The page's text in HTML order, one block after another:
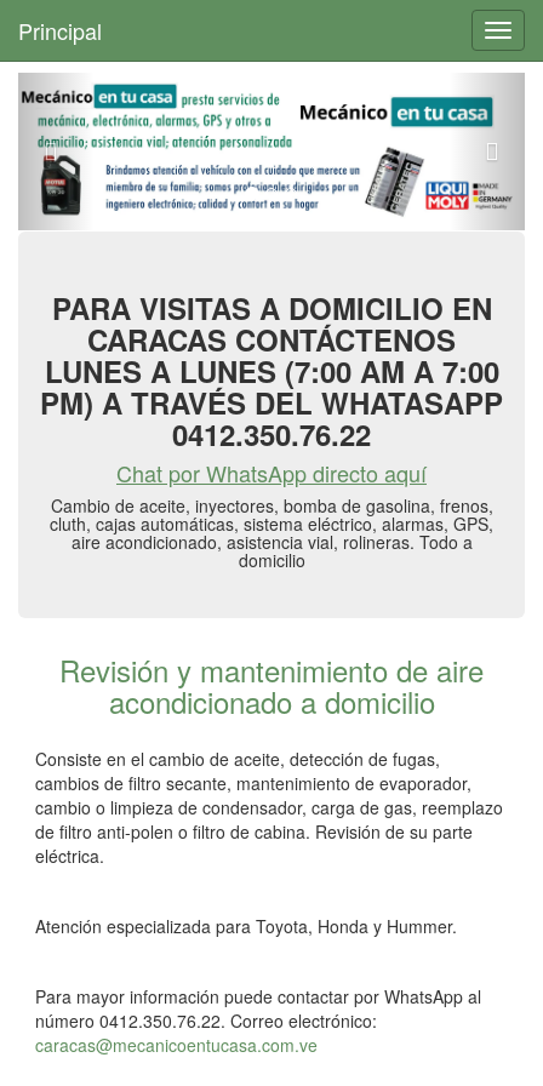
Principal
PARA VISITAS A DOMICILIO EN
CARACAS CONTÁCTENOS
LUNES A LUNES (7:00 AM A 7:00
PM) A TRAVÉS DEL WHATASAPP
0412.350.76.22
Chat por WhatsApp directo aquí
Cambio de aceite, inyectores, bomba de gasolina, frenos,
cluth, cajas automáticas, sistema eléctrico, alarmas, GPS,
aire acondicionado, asistencia vial, rolineras. Todo a
domicilio
Revisión y mantenimiento de aire
acondicionado a domicilio
Consiste en el cambio de aceite, detección de fugas,
cambios de filtro secante, mantenimiento de evaporador,
cambio o limpieza de condensador, carga de gas, reemplazo
de filtro anti-polen o filtro de cabina. Revisión de su parte
eléctrica.
Atención especializada para Toyota, Honda y Hummer.
Para mayor información puede contactar por WhatsApp al
número 0412.350.76.22. Correo electrónico:
caracas@mecanicoentucasa.com.ve